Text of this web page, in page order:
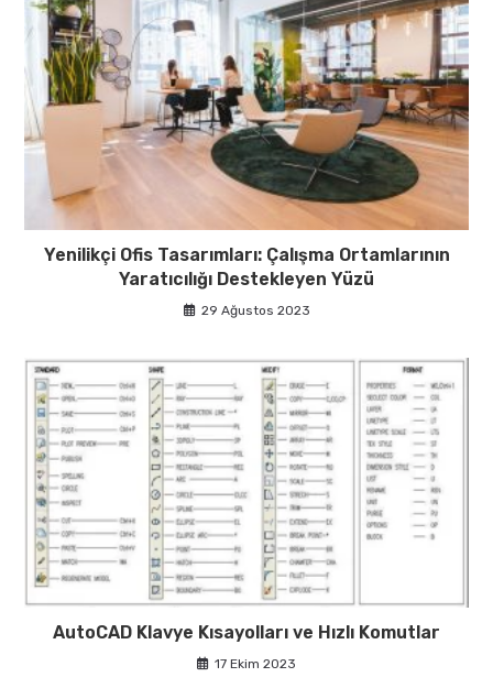
Yenilikçi Ofis Tasarımları: Çalışma Ortamlarının
Yaratıcılığı Destekleyen Yüzü
29 Ağustos 2023
AutoCAD Klavye Kısayolları ve Hızlı Komutlar
17 Ekim 2023